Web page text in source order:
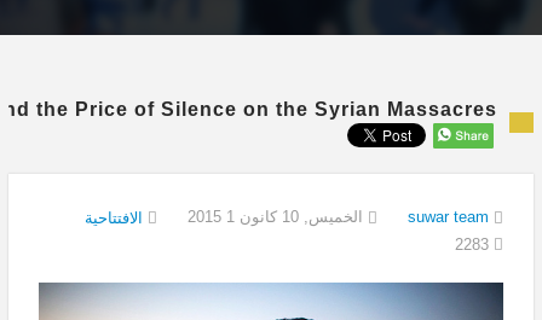
the Price of Silence on the Syrian Massacres
suwar team الخميس, 10 كانون 1 2015
الافتتاحية